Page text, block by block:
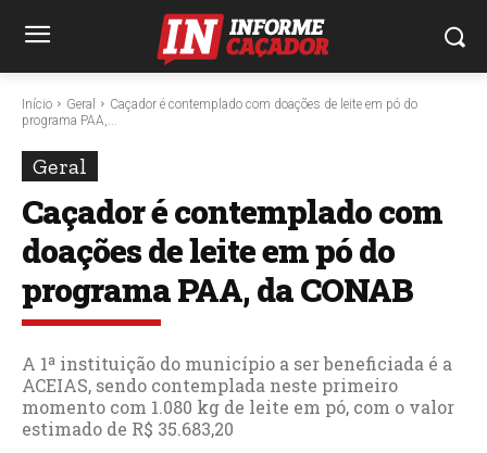
Início Geral
Caçador é contemplado com doações de leite em pó do
programa PAA,...
Geral
Caçador é contemplado com
doações de leite em pó do
programa PAA, da CONAB
A 1ª instituição do município a ser beneficiada é a
ACEIAS, sendo contemplada neste primeiro
momento com 1.080 kg de leite em pó, com o valor
estimado de R$ 35.683,20